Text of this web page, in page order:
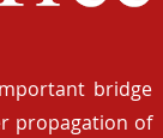
bridge
propagation of